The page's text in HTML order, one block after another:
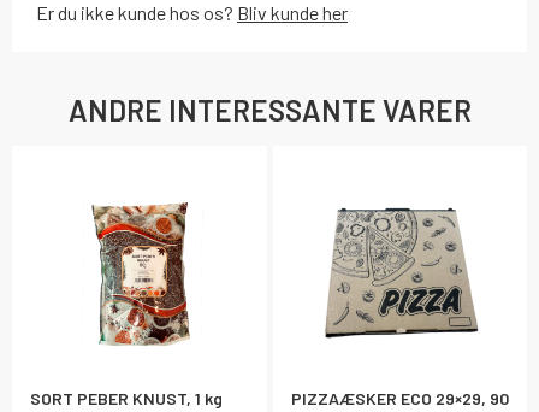
Er du ikke kunde hos os? Bliv kunde her
ANDRE INTERESSANTE VARER
SORT PEBER KNUST, 1 kg
PIZZAÆSKER ECO 29×29, 90